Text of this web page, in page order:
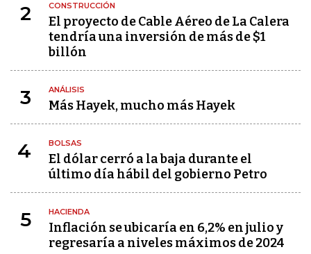
2 CONSTRUCCIÓN
El proyecto de Cable Aéreo de La Calera
tendría una inversión de más de $1
billón
3 ANÁLISIS
Más Hayek, mucho más Hayek
4 BOLSAS
El dólar cerró a la baja durante el
último día hábil del gobierno Petro
5 HACIENDA
Inflación se ubicaría en 6,2% en julio y
regresaría a niveles máximos de 2024